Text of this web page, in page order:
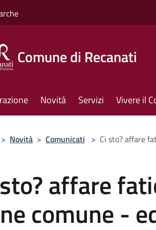
Comune di Recanati
Novità Servizi Vivere il
> Novità > Comunicati > Ci sto? affare
affare
comune -